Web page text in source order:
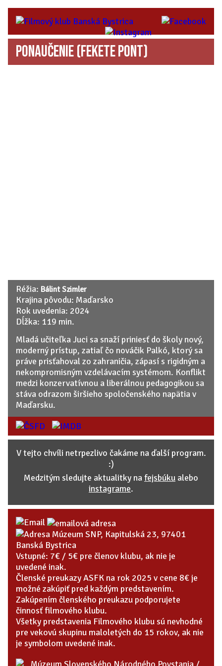
Ponaučenie(Fekete pont)
Réžia: Bálint Szimler
Krajina pôvodu: Maďarsko
Rok uvedenia: 2024
Dĺžka: 119 min.
Mladá učiteľka Juci sa snaží priniesť do školy nový,
moderný prístup, zatiaľ čo nováčik Palkó, ktorý sa
práve prisťahoval zo zahraničia, zápasí s rigidným a
nekompromisným vzdelávacím systémom. Konflikt
medzi konzervatívnou a liberálnou pedagogikou sa
stáva odrazom širšieho spoločenského napätia v
Maďarsku.
V tejto chvíli netrpezlivo čakáme na ďalší program.
:)
Medzitým sledujte aktualitky nafejsbúku alebo
instagrame.
Múzeum SNP, Kapitulská 23, 97401
Banská Bystrica
Vstupné: 7€ / 5€ pre členov klubu, ak nie je
uvedené inak.
Členské preukazy ASFK na rok 2025 v cene 8€ je
možné zakúpiť pred každým predstavením.
Zakúpením členského preukazu podporujete
činnosť filmového klubu.
Všetky predstavenia Filmového klubu sú nevhodné
pre vekovú skupinu maloletých do 15 rokov, ak nie
je symbolom uvedené inak.